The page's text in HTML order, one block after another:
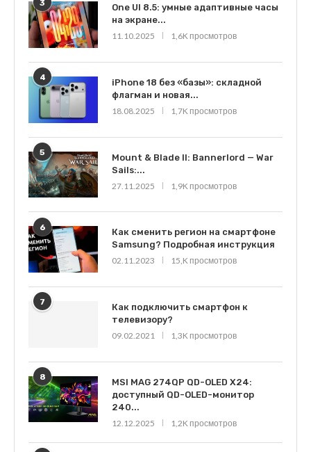
3
One UI 8.5: умные адаптивные часы
на экране...
11.10.2025
1,6K просмотров
4
iPhone 18 без «базы»: складной
флагман и новая...
18.08.2025
1,7K просмотров
5
Mount & Blade II: Bannerlord — War
Sails:...
27.11.2025
1,9K просмотров
6
Как сменить регион на смартфоне
Samsung? Подробная инструкция
02.11.2023
15,K просмотров
7
Как подключить смартфон к
телевизору?
09.02.2021
1,3K просмотров
8
MSI MAG 274QP QD-OLED X24:
доступный QD-OLED-монитор
240...
12.12.2025
1,2K просмотров